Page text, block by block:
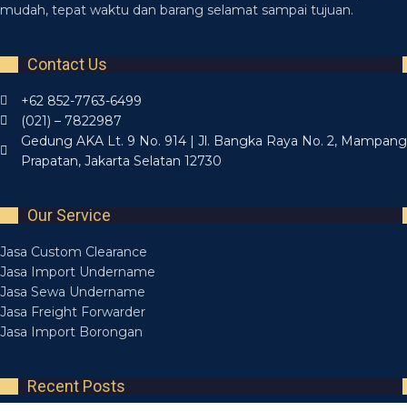
mudah, tepat waktu dan barang selamat sampai tujuan.
Contact Us
+62 852-7763-6499
(021) – 7822987
Gedung AKA Lt. 9 No. 914 | Jl. Bangka Raya No. 2, Mampang
Prapatan, Jakarta Selatan 12730
Our Service
Jasa Custom Clearance
Jasa Import Undername
Jasa Sewa Undername
Jasa Freight Forwarder
Jasa Import Borongan
Recent Posts